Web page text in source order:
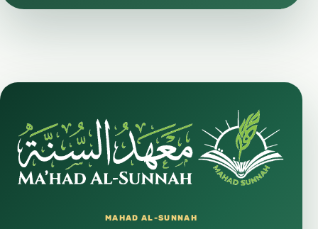
MAHAD AL-SUNNAH